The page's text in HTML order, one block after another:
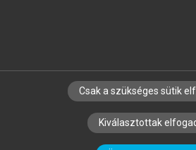
SZERZŐKNEK CÉGEKNEK
SZERKESZTÉSI ÉS
Csak a szükséges sütik
Kiválasztottak